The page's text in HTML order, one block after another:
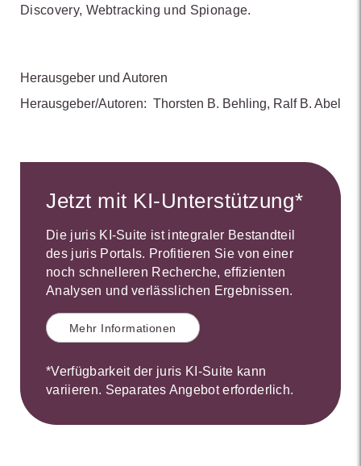
Discovery, Webtracking und Spionage.
Herausgeber und Autoren
Herausgeber/Autoren: Thorsten B. Behling, Ralf B. Abel
Jetzt mit KI-Unterstützung*
Die juris KI-Suite ist integraler Bestandteil
des juris Portals. Profitieren Sie von einer
noch schnelleren Recherche, effizienten
Analysen und verlässlichen Ergebnissen.
Mehr Informationen
*Verfügbarkeit der juris KI-Suite kann
variieren. Separates Angebot erforderlich.